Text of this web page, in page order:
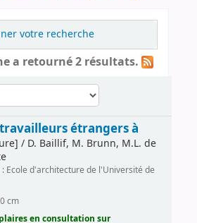
votre recherche
a retourné 2 résultats.
étrangers à
/ D. Baillif, M. Brunn, M.L. de
: Ecole d'architecture de l'Université de
cm
en consultation sur